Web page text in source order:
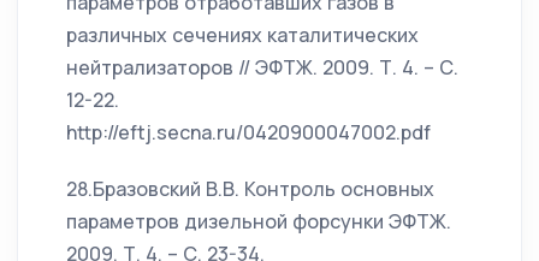
различных сечениях каталитических
нейтрализаторов // ЭФТЖ. 2009. Т. 4. – С.
12-22.
http://eftj.secna.ru/0420900047002.pdf
28.Бразовский В.В. Контроль основных
параметров дизельной форсунки ЭФТЖ.
2009. Т. 4. – С. 23-34.